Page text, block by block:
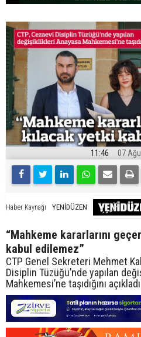
11:46 07
Haber Kaynağı YENİDÜZEN
“Mahkeme kararlarını
kabul edilemez”
CTP Genel Sekreteri Mehmet
Disiplin Tüzüğü’nde yapılan
Mahkemesi’ne taşıdığını